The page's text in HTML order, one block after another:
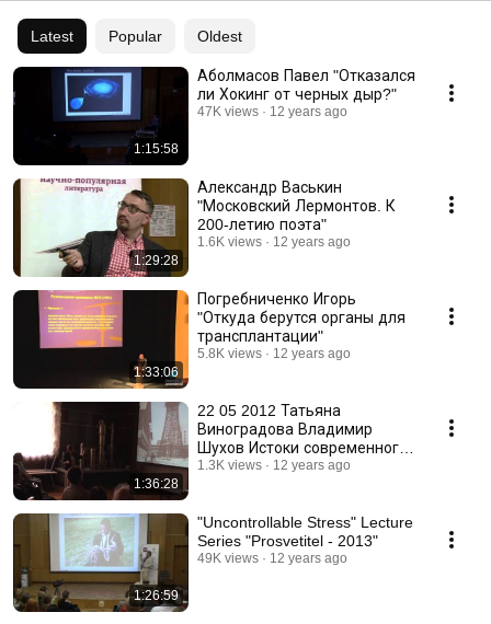
Latest Popular Oldest
1:15:58
Аболмасов Павел "Отказался
ли Хокинг от черных дыр?"
47K views 12 years ago
1:29:28
Александр Васькин
"Московский Лермонтов. К
200-летию поэта"
1.6K views 12 years ago
1:33:06
Погребниченко Игорь
"Откуда берутся органы для
трансплантации"
5.8K views 12 years ago
1:36:28
22 05 2012 Татьяна
Виноградова Владимир
Шухов Истоки современного
промышленного дизайна
1.3K views 12 years ago
1:26:59
"Uncontrollable Stress" Lecture
Series "Prosvetitel - 2013"
49K views 12 years ago